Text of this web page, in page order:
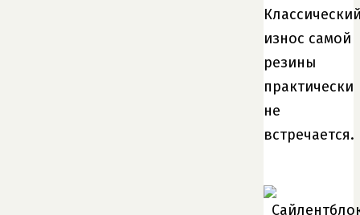
износ самой
резины
практически
не
встречается.